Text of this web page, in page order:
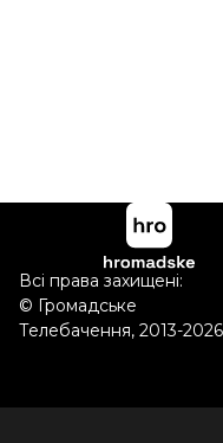
Всі права захищені:
© Громадське
Телебачення, 2013-